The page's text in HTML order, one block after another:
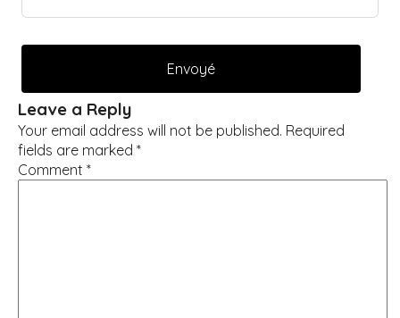
Envoyé
Leave a Reply
Your email address will not be published. Required
fields are marked *
Comment *